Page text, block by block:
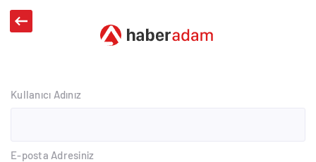
Kullanıcı Adınız
E-posta Adresiniz